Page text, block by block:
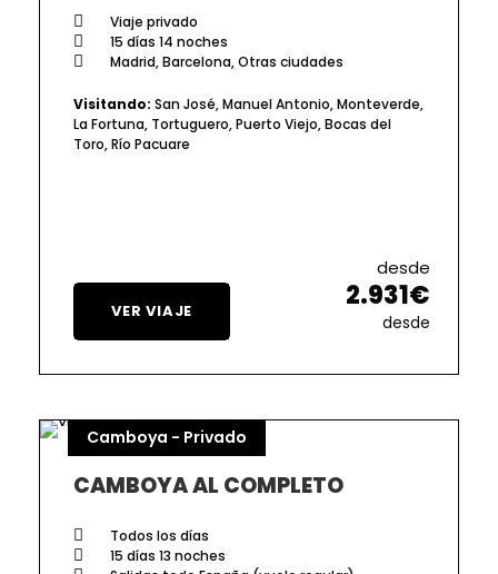
VER VIAJE
desde
2.931€
desde
Viaje privado
15 días 14 noches
Madrid, Barcelona, Otras ciudades
Visitando: San José, Manuel Antonio, Monteverde,
La Fortuna, Tortuguero, Puerto Viejo, Bocas del
Toro, Río Pacuare
Camboya - Privado
CAMBOYA AL COMPLETO
Todos los días
15 días 13 noches